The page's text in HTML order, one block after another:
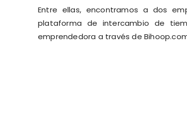
Entre ellas, encontramos a dos
plataforma de intercambio de
emprendedora a través de